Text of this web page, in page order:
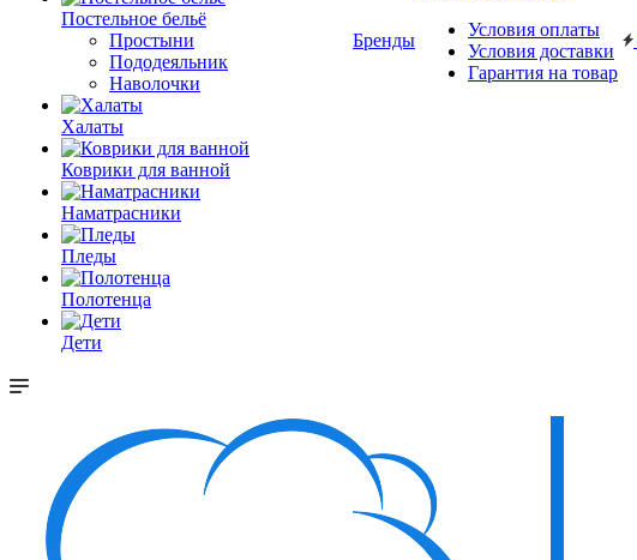
Постельное бельё
Простыни
Пододеяльник
Наволочки
Халаты
Коврики для ванной
Наматрасники
Пледы
Полотенца
Дети
Бренды
Условия оплаты
Условия доставки
Гарантия на товар